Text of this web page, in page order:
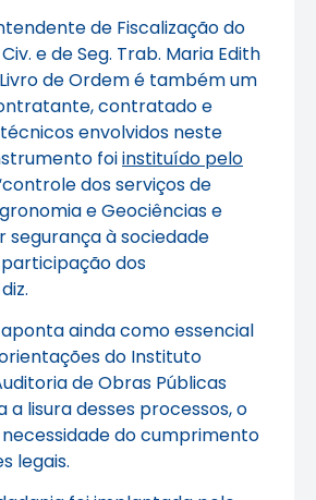
de Fiscalização do
e de Seg. Trab. Maria Edith
de Ordem é também um
contratado e
envolvidos neste
foiinstituído pelo
dos serviços de
e Geociências e
segurança à sociedade
dos
ainda como essencial
do Instituto
de Obras Públicas
a lisura desses processos, o
do cumprimento
legais.